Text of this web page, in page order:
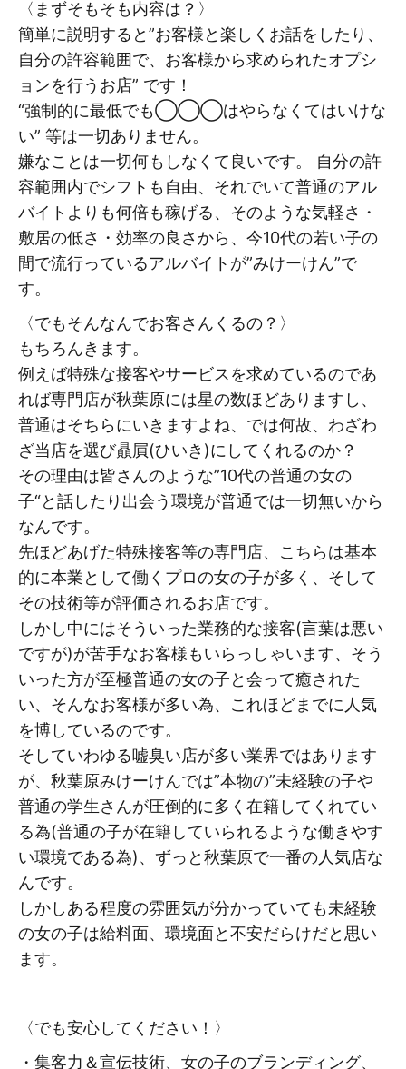
〈まずそもそも内容は？〉
簡単に説明すると”お客様と楽しくお話をしたり、
自分の許容範囲で、お客様から求められたオプシ
ョンを行うお店” です！
“強制的に最低でも◯◯◯はやらなくてはいけな
い” 等は一切ありません。
嫌なことは一切何もしなくて良いです。 自分の許
容範囲内でシフトも自由、それでいて普通のアル
バイトよりも何倍も稼げる、そのような気軽さ・
敷居の低さ・効率の良さから、今10代の若い子の
間で流行っているアルバイトが”みけーけん”で
す。
〈でもそんなんでお客さんくるの？〉
もちろんきます。
例えば特殊な接客やサービスを求めているのであ
れば専門店が秋葉原には星の数ほどありますし、
普通はそちらにいきますよね、では何故、わざわ
ざ当店を選び贔屓(ひいき)にしてくれるのか？
その理由は皆さんのような”10代の普通の女の
子“と話したり出会う環境が普通では一切無いから
なんです。
先ほどあげた特殊接客等の専門店、こちらは基本
的に本業として働くプロの女の子が多く、そして
その技術等が評価されるお店です。
しかし中にはそういった業務的な接客(言葉は悪い
ですが)が苦手なお客様もいらっしゃいます、そう
いった方が至極普通の女の子と会って癒された
い、そんなお客様が多い為、これほどまでに人気
を博しているのです。
そしていわゆる嘘臭い店が多い業界ではあります
が、秋葉原みけーけんでは”本物の”未経験の子や
普通の学生さんが圧倒的に多く在籍してくれてい
る為(普通の子が在籍していられるような働きやす
い環境である為)、ずっと秋葉原で一番の人気店な
んです。
しかしある程度の雰囲気が分かっていても未経験
の女の子は給料面、環境面と不安だらけだと思い
ます。
〈でも安心してください！〉
・集客力＆宣伝技術、女の子のブランディング、